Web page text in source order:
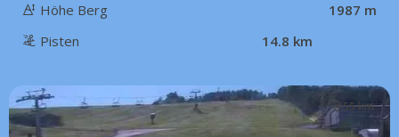
Höhe Berg
1987 m
Pisten
14.8 km
55 km